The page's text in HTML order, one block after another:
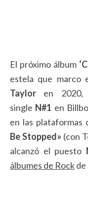
El próximo álbum
estela que marco
Taylor en 2020,
single N#1 en
en las plataformas
Be Stopped» (con
alcanzó el puesto
álbumes de Rockde